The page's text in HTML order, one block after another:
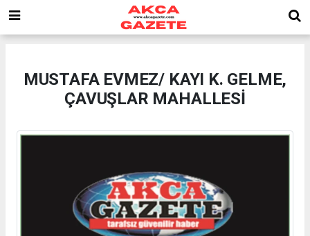
MUSTAFA EVMEZ/ KAYI K. GELME,
ÇAVUŞLAR MAHALLESİ